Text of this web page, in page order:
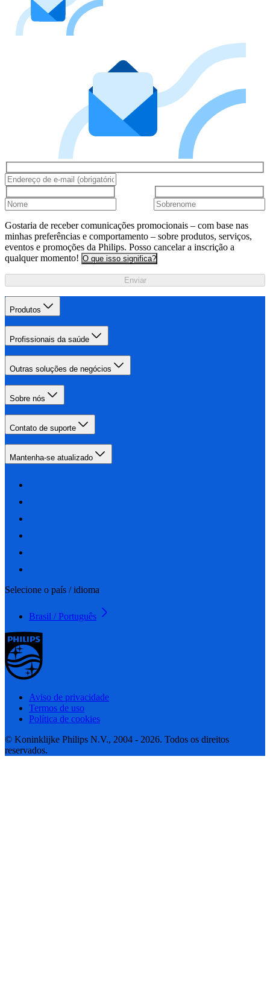
Gostaria de receber comunicações promocionais – com base nas
minhas preferências e comportamento – sobre produtos, serviços,
eventos e promoções da Philips. Posso cancelar a inscrição a
qualquer momento! O que isso significa?
Enviar
Produtos
Profissionais da saúde
Outras soluções de negócios
Sobre nós
Contato de suporte
Mantenha-se atualizado
Selecione o país / idioma
Brasil / Português
Aviso de privacidade
Termos de uso
Política de cookies
© Koninklijke Philips N.V., 2004 - 2026. Todos os direitos
reservados.